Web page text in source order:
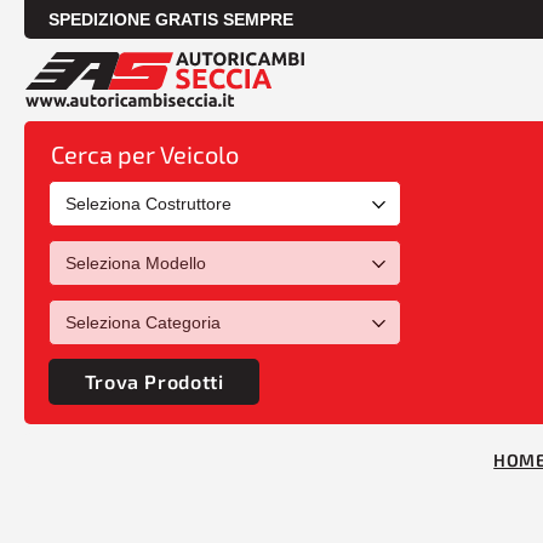
SPEDIZIONE GRATIS SEMPRE
Cerca per Veicolo
Trova Prodotti